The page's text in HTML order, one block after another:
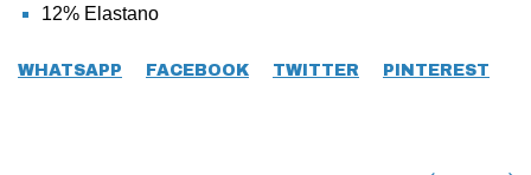
12% Elastano
WHATSAPP FACEBOOK TWITTER PINTEREST